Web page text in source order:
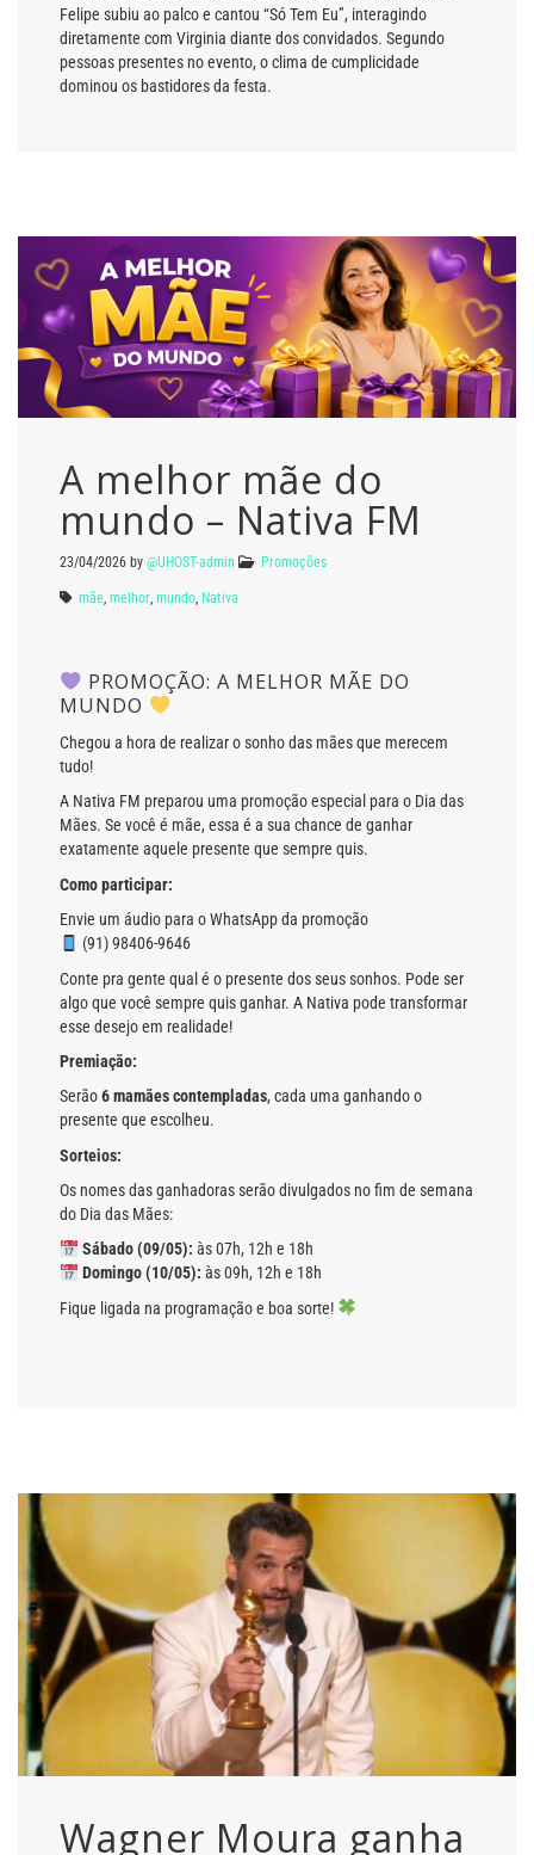
Felipe subiu ao palco e cantou “Só Tem Eu”, interagindo
diretamente com Virginia diante dos convidados. Segundo
pessoas presentes no evento, o clima de cumplicidade
dominou os bastidores da festa.
A melhor mãe do
mundo – Nativa FM
23/04/2026 by @UHOST-admin Promoções
mãe, melhor, mundo, Nativa
PROMOÇÃO: A MELHOR MÃE DO
MUNDO
Chegou a hora de realizar o sonho das mães que merecem
tudo!
A Nativa FM preparou uma promoção especial para o Dia das
Mães. Se você é mãe, essa é a sua chance de ganhar
exatamente aquele presente que sempre quis.
Como participar:
Envie um áudio para o WhatsApp da promoção
(91) 98406-9646
Conte pra gente qual é o presente dos seus sonhos. Pode ser
algo que você sempre quis ganhar. A Nativa pode transformar
esse desejo em realidade!
Premiação:
Serão6 mamães contempladas, cada uma ganhando o
presente que escolheu.
Sorteios:
Os nomes das ganhadoras serão divulgados no fim de semana
do Dia das Mães:
Sábado (09/05): às 07h, 12h e 18h
Domingo (10/05): às 09h, 12h e 18h
Fique ligada na programação e boa sorte!
Wagner Moura ganha